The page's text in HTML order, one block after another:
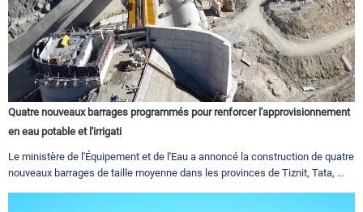
Quatre nouveaux barrages programmés pour renforcer l'approvisionnement
en eau potable et l'irrigati
Le ministère de l'Équipement et de l'Eau a annoncé la construction de quatre
nouveaux barrages de taille moyenne dans les provinces de Tiznit, Tata, ...